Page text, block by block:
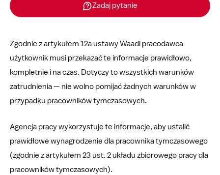
Zadaj pytanie
Zgodnie z artykułem 12a ustawy Waadi pracodawca
użytkownik musi przekazać te informacje prawidłowo,
kompletnie i na czas. Dotyczy to wszystkich warunków
zatrudnienia — nie wolno pomijać żadnych warunków w
przypadku pracowników tymczasowych.
Agencja pracy wykorzystuje te informacje, aby ustalić
prawidłowe wynagrodzenie dla pracownika tymczasowego
(zgodnie z artykułem 23 ust. 2 układu zbiorowego pracy dla
pracowników tymczasowych).